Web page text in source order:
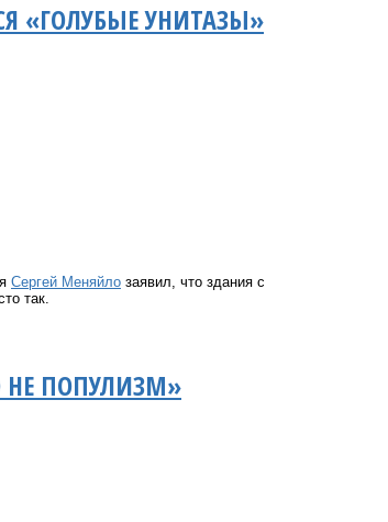
«ГОЛУБЫЕ УНИТАЗЫ»
Сергей Меняйло заявил, что здания с
так.
НЕ ПОПУЛИЗМ»